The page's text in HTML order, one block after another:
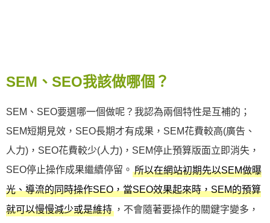
SEM、SEO我該做哪個？
SEM、SEO要選哪一個做呢？我認為兩個特性是互補的；
SEM短期見效，SEO長期才有成果，SEM花費較高(廣告、
人力)，SEO花費較少(人力)，SEM停止預算版面立即消失，
SEO停止操作成果繼續停留。 所以在網站初期先以SEM做曝
光、導流的同時操作SEO，當SEO效果起來時，SEM的預算
就可以慢慢減少或是維持 ，不會隨著要操作的關鍵字變多，